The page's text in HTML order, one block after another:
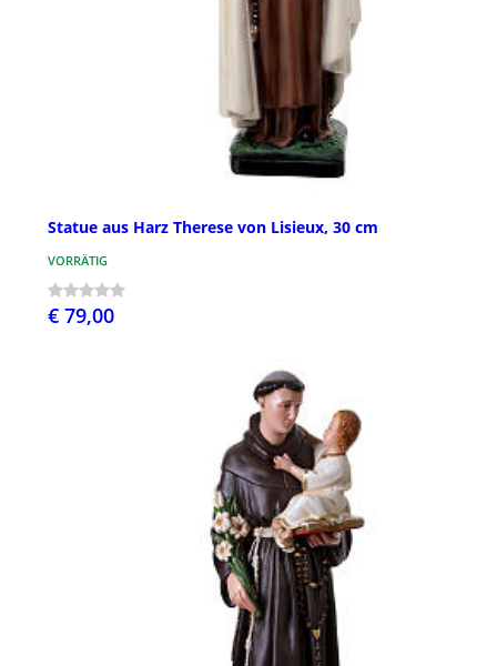
Statue aus Harz Therese von Lisieux, 30 cm
VORRÄTIG
€ 79,00